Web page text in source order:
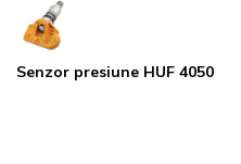
Senzor presiune HUF 4050